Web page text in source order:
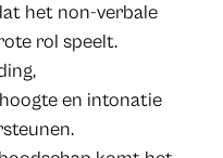
het non-verbale
rol speelt.
en intonatie